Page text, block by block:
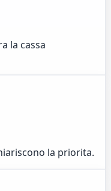
la cassa
la priorita.